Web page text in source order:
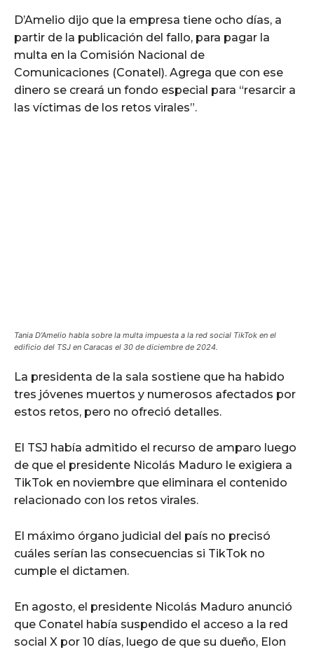
D’Amelio dijo que la empresa tiene ocho días, a
partir de la publicación del fallo, para pagar la
multa en la Comisión Nacional de
Comunicaciones (Conatel). Agrega que con ese
dinero se creará un fondo especial para “resarcir a
las víctimas de los retos virales”.
Tania D’Amelio habla sobre la multa impuesta a la red social TikTok en el
edificio del TSJ en Caracas el 30 de diciembre de 2024.
La presidenta de la sala sostiene que ha habido
tres jóvenes muertos y numerosos afectados por
estos retos, pero no ofreció detalles.
El TSJ había admitido el recurso de amparo luego
de que el presidente Nicolás Maduro le exigiera a
TikTok en noviembre que eliminara el contenido
relacionado con los retos virales.
El máximo órgano judicial del país no precisó
cuáles serían las consecuencias si TikTok no
cumple el dictamen.
En agosto, el presidente Nicolás Maduro anunció
que Conatel había suspendido el acceso a la red
social X por 10 días, luego de que su dueño, Elon